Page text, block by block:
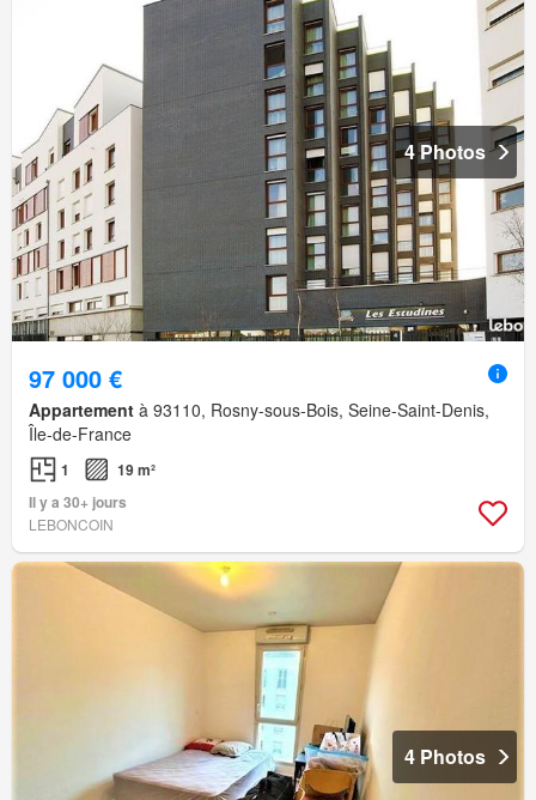
4 Photos
97 000 €
Appartement à 93110, Rosny-sous-Bois, Seine-Saint-Denis,
Île-de-France
1
19 m²
Il y a 30+ jours
LEBONCOIN
4 Photos